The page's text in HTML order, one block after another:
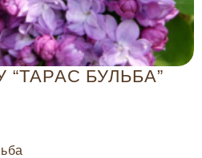
БУЛЬБА”